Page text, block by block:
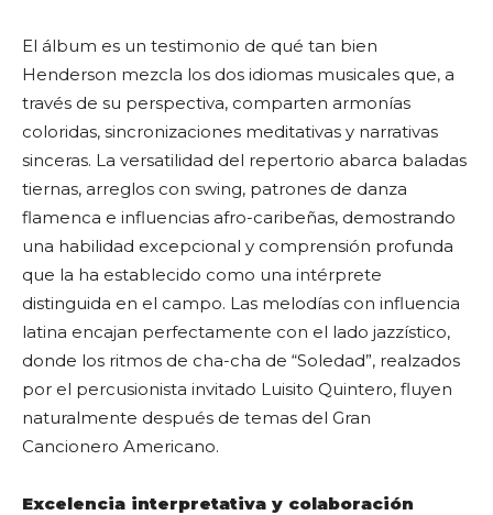
El álbum es un testimonio de qué tan bien
Henderson mezcla los dos idiomas musicales que, a
través de su perspectiva, comparten armonías
coloridas, sincronizaciones meditativas y narrativas
sinceras. La versatilidad del repertorio abarca baladas
tiernas, arreglos con swing, patrones de danza
flamenca e influencias afro-caribeñas, demostrando
una habilidad excepcional y comprensión profunda
que la ha establecido como una intérprete
distinguida en el campo. Las melodías con influencia
latina encajan perfectamente con el lado jazzístico,
donde los ritmos de cha-cha de “Soledad”, realzados
por el percusionista invitado Luisito Quintero, fluyen
naturalmente después de temas del Gran
Cancionero Americano.
Excelencia interpretativa y colaboración